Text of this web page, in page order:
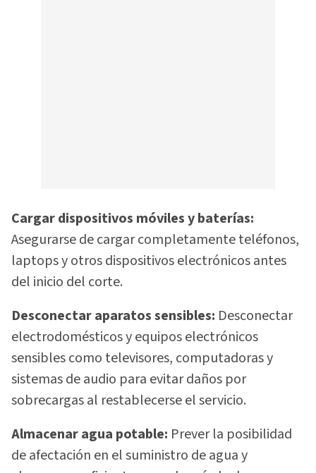
Cargar dispositivos móviles y baterías:
Asegurarse de cargar completamente teléfonos,
laptops y otros dispositivos electrónicos antes
del inicio del corte.
Desconectar aparatos sensibles: Desconectar
electrodomésticos y equipos electrónicos
sensibles como televisores, computadoras y
sistemas de audio para evitar daños por
sobrecargas al restablecerse el servicio.
Almacenar agua potable: Prever la posibilidad
de afectación en el suministro de agua y